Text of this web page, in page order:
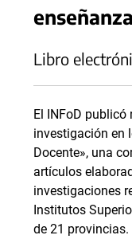
enseñanza
Libro
El INFoD publicó
investigación en
Docente», una
artículos
investigaciones
Institutos
de 21